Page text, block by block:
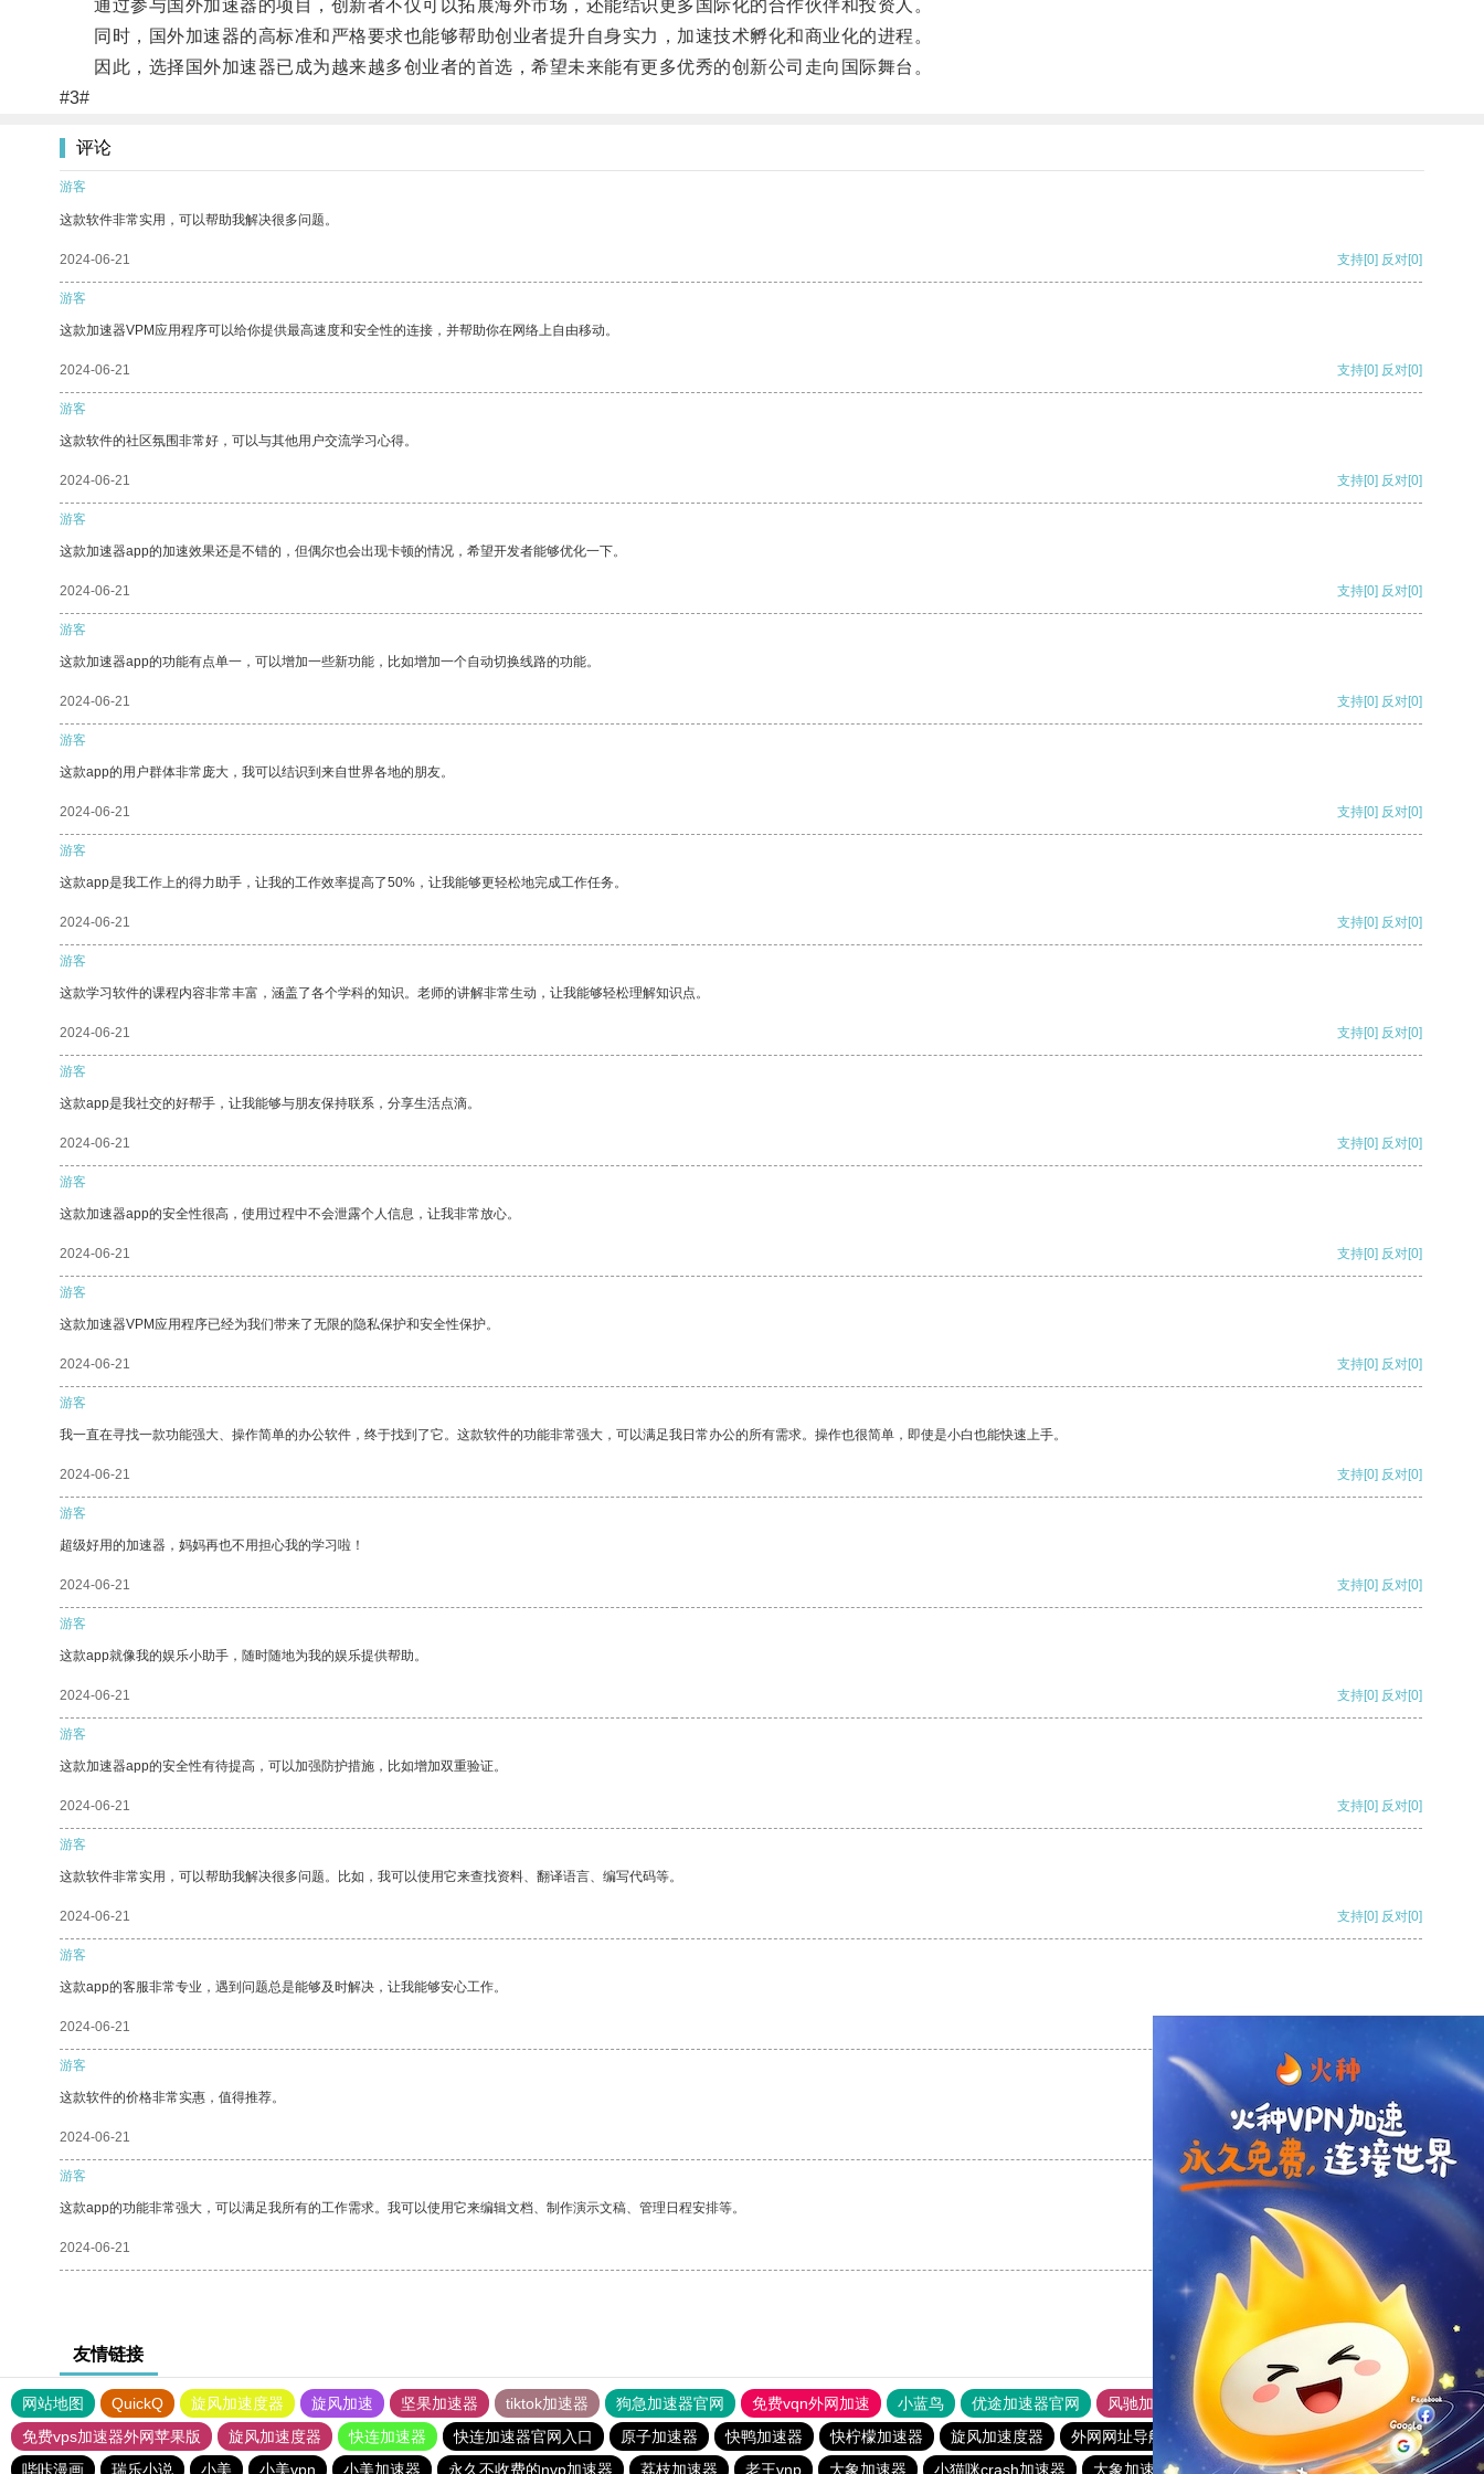
通过参与国外加速器的项目，创新者不仅可以拓展海外市场，还能结识更多国际化的合作伙伴和投资人。
同时，国外加速器的高标准和严格要求也能够帮助创业者提升自身实力，加速技术孵化和商业化的进程。
因此，选择国外加速器已成为越来越多创业者的首选，希望未来能有更多优秀的创新公司走向国际舞台。
#3#
评论
游客
这款软件非常实用，可以帮助我解决很多问题。
2024-06-21 支持[0] 反对[0]
游客
这款加速器VPM应用程序可以给你提供最高速度和安全性的连接，并帮助你在网络上自由移动。
2024-06-21 支持[0] 反对[0]
游客
这款软件的社区氛围非常好，可以与其他用户交流学习心得。
2024-06-21 支持[0] 反对[0]
游客
这款加速器app的加速效果还是不错的，但偶尔也会出现卡顿的情况，希望开发者能够优化一下。
2024-06-21 支持[0] 反对[0]
游客
这款加速器app的功能有点单一，可以增加一些新功能，比如增加一个自动切换线路的功能。
2024-06-21 支持[0] 反对[0]
游客
这款app的用户群体非常庞大，我可以结识到来自世界各地的朋友。
2024-06-21 支持[0] 反对[0]
游客
这款app是我工作上的得力助手，让我的工作效率提高了50%，让我能够更轻松地完成工作任务。
2024-06-21 支持[0] 反对[0]
游客
这款学习软件的课程内容非常丰富，涵盖了各个学科的知识。老师的讲解非常生动，让我能够轻松理解知识点。
2024-06-21 支持[0] 反对[0]
游客
这款app是我社交的好帮手，让我能够与朋友保持联系，分享生活点滴。
2024-06-21 支持[0] 反对[0]
游客
这款加速器app的安全性很高，使用过程中不会泄露个人信息，让我非常放心。
2024-06-21 支持[0] 反对[0]
游客
这款加速器VPM应用程序已经为我们带来了无限的隐私保护和安全性保护。
2024-06-21 支持[0] 反对[0]
游客
我一直在寻找一款功能强大、操作简单的办公软件，终于找到了它。这款软件的功能非常强大，可以满足我日常办公的所有需求。操作也很简单，即使是小白也能快速上手。
2024-06-21 支持[0] 反对[0]
游客
超级好用的加速器，妈妈再也不用担心我的学习啦！
2024-06-21 支持[0] 反对[0]
游客
这款app就像我的娱乐小助手，随时随地为我的娱乐提供帮助。
2024-06-21 支持[0] 反对[0]
游客
这款加速器app的安全性有待提高，可以加强防护措施，比如增加双重验证。
2024-06-21 支持[0] 反对[0]
游客
这款软件非常实用，可以帮助我解决很多问题。比如，我可以使用它来查找资料、翻译语言、编写代码等。
2024-06-21 支持[0] 反对[0]
游客
这款app的客服非常专业，遇到问题总是能够及时解决，让我能够安心工作。
2024-06-21
游客
这款软件的价格非常实惠，值得推荐。
2024-06-21 支持 [0] 反对 [0]
游客
这款app的功能非常强大，可以满足我所有的工作需求。我可以使用它来编辑文档、制作演示文稿、管理日程安排等。
2024-06-21 支持
友情链接
网站地图 QuickQ 旋风加速度器 旋风加速 坚果加速器 tiktok加速器 狗急加速器官网 免费vqn外网加速 小蓝鸟 优途加速器官网 风驰加速器
旋风加速器
免费vps加速器外网苹果版
旋风加速度器 快连加速器 快连加速器官网入口 原子加速器 快鸭加速器 快柠檬加速器 旋风加速度器 外网网址导航 软件中心 雷霆加速
狂飙加速器
哔咔漫画
瑞乐小说 小美 小美vpn 小美加速器 永久不收费的nvp加速器 荔枝加速器 老王vnp 大象加速器 小猫咪crash加速器 大象加速器 银河加速器官网 CC加速器